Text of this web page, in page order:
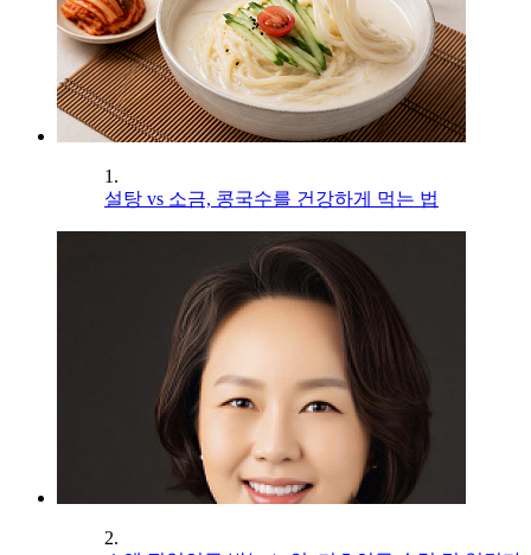
1.
설탕 vs 소금, 콩국수를 건강하게 먹는 법
2.